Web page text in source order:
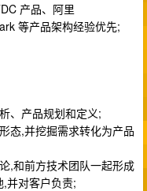
产品、阿里
等产品架构经验优先;
、产品规划和定义;
态,并挖掘需求转化为产品
,和前方技术团队一起形成
并对客户负责;